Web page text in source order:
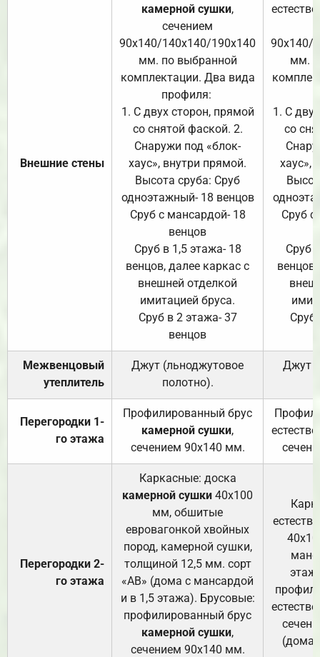
Внешние стены
камерной сушки,
сечением
90х140/140х140/190х140
мм. по выбранной
комплектации. Два вида
профиля:
1. С двух сторон, прямой
со снятой фаской. 2.
Снаружи под «блок-
хаус», внутри прямой.
Высота сруба: Сруб
одноэтажный- 18 венцов
Сруб с мансардой- 18
венцов
Сруб в 1,5 этажа- 18
венцов, далее каркас с
внешней отделкой
имитацией бруса.
Сруб в 2 этажа- 37
венцов
90х140/
мм.
1. С
со
хаус»,
Сруб с
Сруб
Сруб
Межвенцовый
утеплитель
Джут (льноджутовое
полотно).
Джут
Перегородки 1-
го этажа
Профилированный брус
камерной сушки,
сечением 90х140 мм.
Перегородки 2-
го этажа
Каркасные: доска
камерной сушки 40х100
мм, обшитые
евровагонкой хвойных
пород, камерной сушки,
толщиной 12,5 мм. сорт
«АВ» (дома с мансардой
и в 1,5 этажа). Брусовые:
профилированный брус
камерной сушки,
сечением 90х140 мм.
(дома